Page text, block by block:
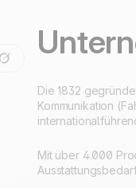
Die 1832
Kommunikation
Mit über 4.000